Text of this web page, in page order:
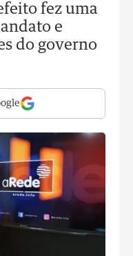
fez uma
e
do governo